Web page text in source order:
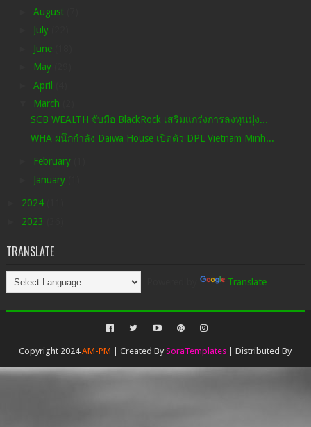
August
July
June
May
April
March
SCB WEALTH จับมือ BlackRock เสริมแกร่งการลงทุนมุ่ง...
WHA ผนึกกำลัง Daiwa House เปิดตัว DPL Vietnam Minh...
February
January
2024
2023
TRANSLATE
Translate
Copyright 2024AM-PM | Created BySoraTemplates | Distributed By
Gooyaabi Templates